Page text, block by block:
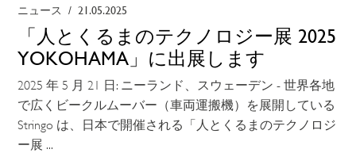
ニュース / 21.05.2025
「人とくるまのテクノロジー展 2025
YOKOHAMA」に出展します
2025 年 5 月 21 日: ニーランド、スウェーデン - 世界各地
で広くビークルムーバー（車両運搬機）を展開している
Stringo は、日本で開催される「人とくるまのテクノロジ
ー展 ...